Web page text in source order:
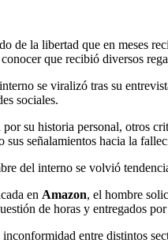
de la libertad que en meses
que recibió diversos
se viralizó tras su
sociales.
su historia personal, otros
sus señalamientos hacia la
del interno se volvió
en Amazon, el hombre
de horas y entregados
entre distintos